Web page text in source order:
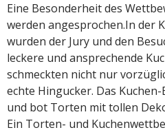
Eine Besonderheit des
werden angesprochen.In der
wurden der Jury und den
leckere und ansprechende
schmeckten nicht nur
echte Hingucker. Das
und bot Torten mit tollen
Ein Torten- und